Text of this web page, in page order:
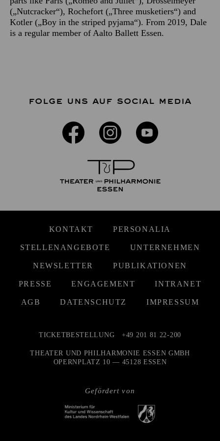
(„Nutcracker“), Rochefort („Three musketiers“) and
Kotler („Boy in the striped pyjama“). From 2019, Dale
is a regular member of Aalto Ballett Essen.
FOLGE UNS AUF SOCIAL MEDIA
KONTAKT PERSONALIA
STELLENANGEBOTE UNTERNEHMEN
NEWSLETTER PUBLIKATIONEN
PRESSE ENGAGEMENT INTRANET
AGB DATENSCHUTZ IMPRESSUM
Gefördert von
TICKETBESTELLUNG +49 201 81 22-200
THEATER UND PHILHARMONIE ESSEN GMBH
OPERNPLATZ 10 — 45128 ESSEN